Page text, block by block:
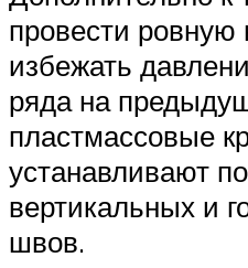
провести ровную
избежать
ряда на
пластмассовые
устанавливают
вертикальных и
швов.